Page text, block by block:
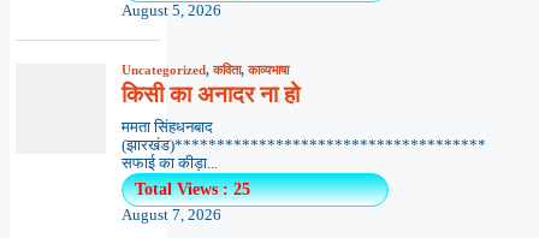
August 5, 2026
Uncategorized,कविता,काव्यभाषा
किसी का अनादर ना हो
ममता सिंहधनबाद
(झारखंड)*************************************
सफाई का कीड़ा...
Total Views : 25
August 7, 2026